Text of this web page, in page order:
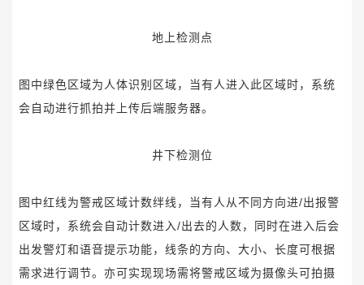
地上检测点
图中绿色区域为人体识别区域，当有人进入此区域时，系统
会自动进行抓拍并上传后端服务器。
井下检测位
图中红线为警戒区域计数绊线，当有人从不同方向进/出报警
区域时，系统会自动计数进入/出去的人数，同时在进入后会
出发警灯和语音提示功能，线条的方向、大小、长度可根据
需求进行调节。 亦可实现现场需将警戒区域为摄像头可拍摄